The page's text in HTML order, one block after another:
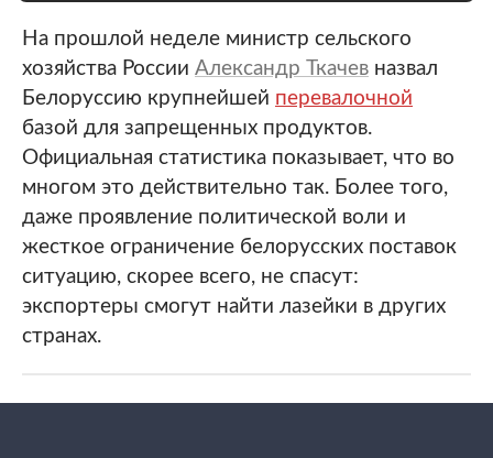
На прошлой неделе министр сельского
хозяйства России Александр Ткачев назвал
Белоруссию крупнейшей перевалочной
базой для запрещенных продуктов.
Официальная статистика показывает, что во
многом это действительно так. Более того,
даже проявление политической воли и
жесткое ограничение белорусских поставок
ситуацию, скорее всего, не спасут:
экспортеры смогут найти лазейки в других
странах.